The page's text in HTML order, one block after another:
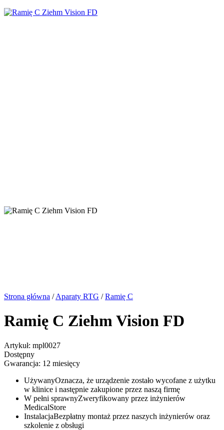
Strona główna / Aparaty RTG / Ramię C
Ramię C Ziehm Vision FD
Artykuł: mpl0027
Dostępny
Gwarancja: 12 miesięcy
UżywanyOznacza, że urządzenie zostało wycofane z użytku
w klinice i następnie zakupione przez naszą firmę
W pełni sprawnyZweryfikowany przez inżynierów
MedicalStore
InstalacjaBezpłatny montaż przez naszych inżynierów oraz
szkolenie z obsługi